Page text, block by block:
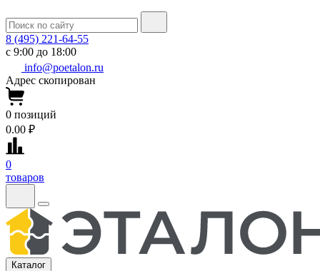
8 (495) 221-64-55
с 9:00 до 18:00
info@poetalon.ru
Адрес скопирован
0 позиций
0.00 ₽
0
товаров
Каталог